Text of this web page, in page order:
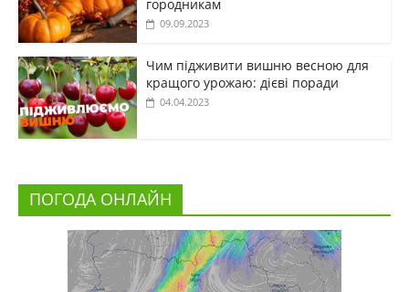
городникам
09.09.2023
Чим підживити вишню весною для
кращого урожаю: дієві поради
04.04.2023
ПОГОДА ОНЛАЙН